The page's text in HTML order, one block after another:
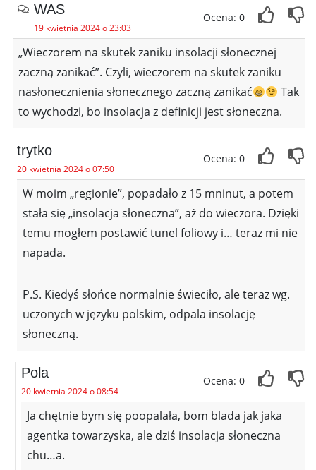
WAS
19 kwietnia 2024 o 23:03
Ocena: 0
„Wieczorem na skutek zaniku insolacji słonecznej
zaczną zanikać”. Czyli, wieczorem na skutek zaniku
nasłonecznienia słonecznego zaczną zanikać
Tak
to wychodzi, bo insolacja z definicji jest słoneczna.
trytko
20 kwietnia 2024 o 07:50
Ocena: 0
W moim „regionie”, popadało z 15 mninut, a potem
stała się „insolacja słoneczna”, aż do wieczora. Dzięki
temu mogłem postawić tunel foliowy i… teraz mi nie
napada.
P.S. Kiedyś słońce normalnie świeciło, ale teraz wg.
uczonych w języku polskim, odpala insolację
słoneczną.
Pola
20 kwietnia 2024 o 08:54
Ocena: 0
Ja chętnie bym się poopalała, bom blada jak jaka
agentka towarzyska, ale dziś insolacja słoneczna
chu…a.